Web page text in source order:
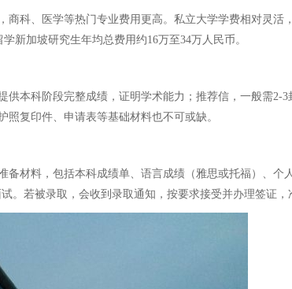
科、医学等热门专业费用更高。私立大学学费相对灵活
新加坡研究生年均总费用约16万至34万人民币。
本科阶段完整成绩，证明学术能力；推荐信，一般需2-
复印件、申请表等基础材料也不可或缺。
材料，包括本科成绩单、语言成绩（雅思或托福）、个
若被录取，会收到录取通知，按要求接受并办理签证，